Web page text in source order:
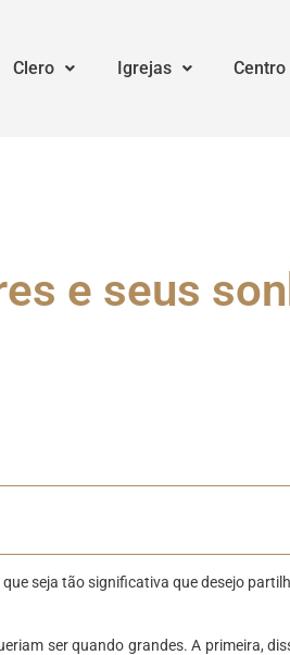
Clero Igrejas
e seus
seja tão significativa que desejo
ser quando grandes. A primeira,